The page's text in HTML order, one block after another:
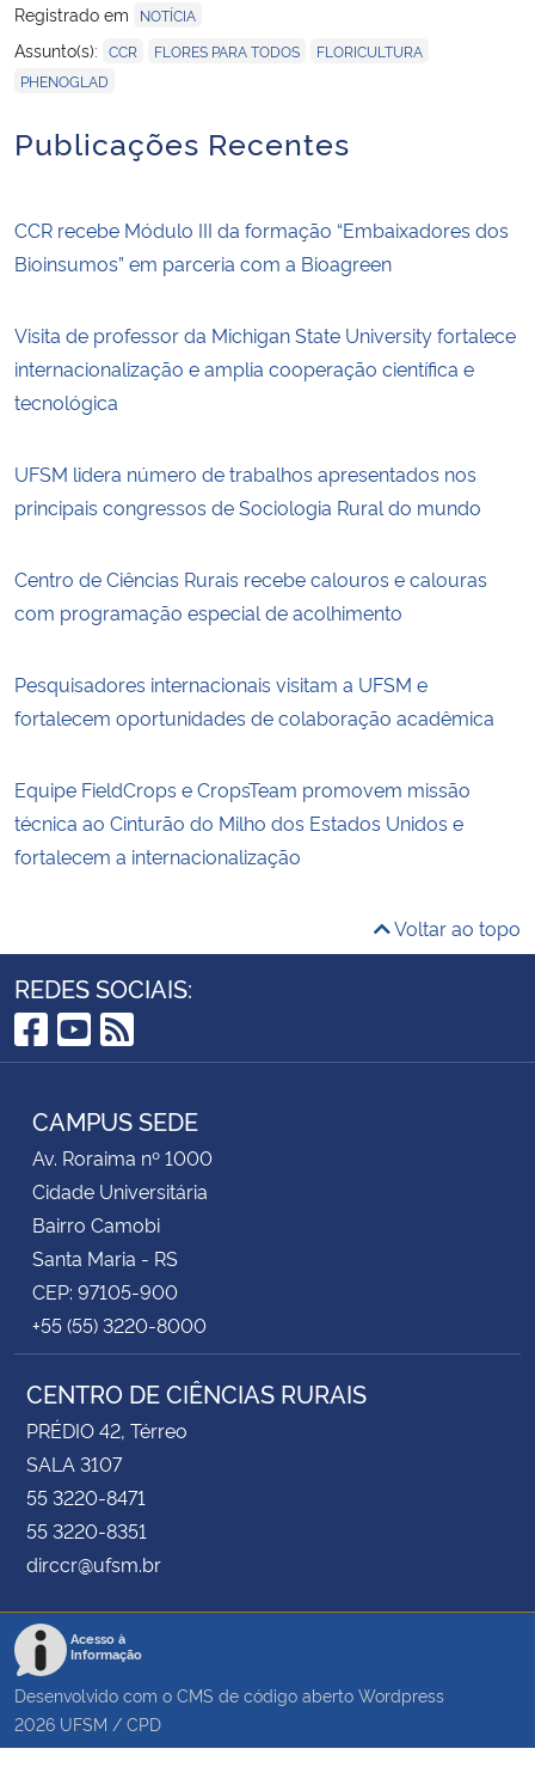
Registrado em
NOTÍCIA
Assunto(s): CCR FLORES PARA TODOS FLORICULTURA
PHENOGLAD
Publicações Recentes
CCR recebe Módulo III da formação “Embaixadores dos
Bioinsumos” em parceria com a Bioagreen
Visita de professor da Michigan State University fortalece
internacionalização e amplia cooperação científica e
tecnológica
UFSM lidera número de trabalhos apresentados nos
principais congressos de Sociologia Rural do mundo
Centro de Ciências Rurais recebe calouros e calouras
com programação especial de acolhimento
Pesquisadores internacionais visitam a UFSM e
fortalecem oportunidades de colaboração acadêmica
Equipe FieldCrops e CropsTeam promovem missão
técnica ao Cinturão do Milho dos Estados Unidos e
fortalecem a internacionalização
Voltar ao topo
REDES SOCIAIS:
Facebook
YouTube
RSS
CAMPUS SEDE
Av. Roraima nº 1000
Cidade Universitária
Bairro Camobi
Santa Maria - RS
CEP: 97105-900
+55 (55) 3220-8000
CENTRO DE CIÊNCIAS RURAIS
PRÉDIO 42, Térreo
SALA 3107
55 3220-8471
55 3220-8351
dirccr@ufsm.br
Acesso à
Informação
Desenvolvido com o CMS de código aberto Wordpress
2026 UFSM / CPD